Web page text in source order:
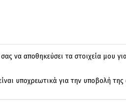
να αποθηκεύσει τα στοιχεία μου
υποχρεωτικά για την υποβολή